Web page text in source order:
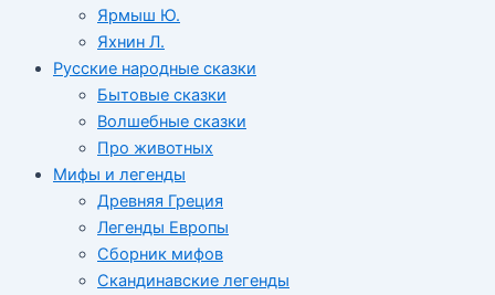
Ярмыш Ю.
Яхнин Л.
Русские народные сказки
Бытовые сказки
Волшебные сказки
Про животных
Мифы и легенды
Древняя Греция
Легенды Европы
Сборник мифов
Скандинавские легенды